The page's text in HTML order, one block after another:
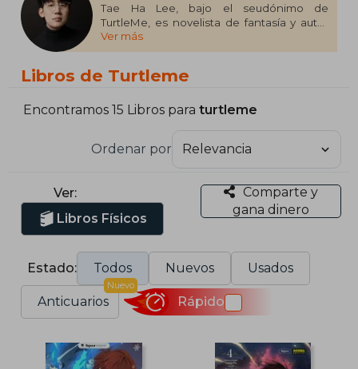
Tae Ha Lee, bajo el seudónimo de
TurtleMe, es novelista de fantasía y autor
de webcómics.
occidental y oriental, TurtleMe crea una
que conecta con el público global.
Ver más
Libros de Turtleme
Encontramos 15 Libros paraturtleme
Ordenar por
Ver:
Libros Físicos
Comparte y
gana dinero
Estado: Todos Nuevos Usados
Anticuarios
Nuevo
Rápido